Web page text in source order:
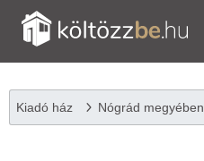
Kiadó ház Nógrád megyében